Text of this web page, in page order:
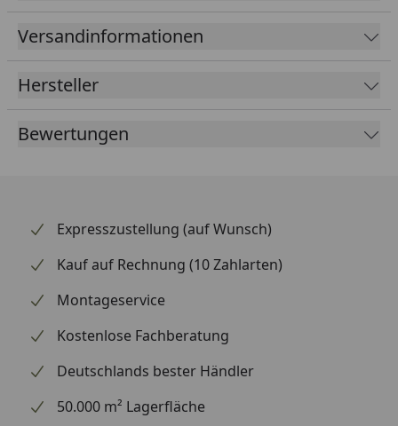
montierst du es passgenau anstelle des Serienteils.
Das Kettenrad ist in der Farbe Schwarz ansprechend
spürbar auf. Dank optimierter Materialstärke bleibt
das Gewicht niedrig, ohne Einbußen bei der
Haltbarkeit. Supersprox zählt weltweit zu den
Versandinformationen
Hersteller
Bewertungen
Expresszustellung (auf Wunsch)
Kauf auf Rechnung (10 Zahlarten)
Montageservice
Kostenlose Fachberatung
Deutschlands bester Händler
50.000 m² Lagerfläche